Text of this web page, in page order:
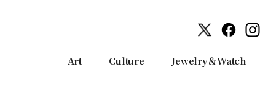
Art Culture Jewelry＆Watch